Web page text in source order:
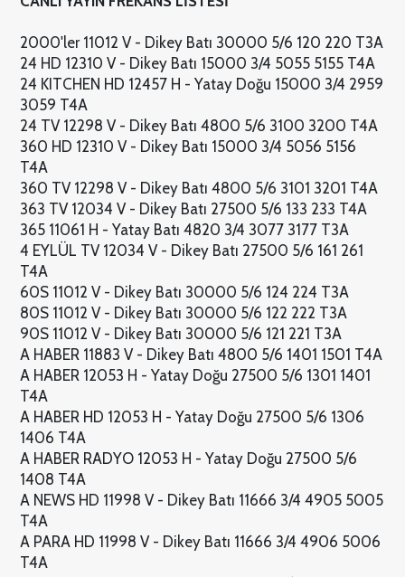
2000'ler 11012 V - Dikey Batı 30000 5/6 120 220 T3A
24 HD 12310 V - Dikey Batı 15000 3/4 5055 5155 T4A
24 KITCHEN HD 12457 H - Yatay Doğu 15000 3/4 2959
3059 T4A
24 TV 12298 V - Dikey Batı 4800 5/6 3100 3200 T4A
360 HD 12310 V - Dikey Batı 15000 3/4 5056 5156
T4A
360 TV 12298 V - Dikey Batı 4800 5/6 3101 3201 T4A
363 TV 12034 V - Dikey Batı 27500 5/6 133 233 T4A
365 11061 H - Yatay Batı 4820 3/4 3077 3177 T3A
4 EYLÜL TV 12034 V - Dikey Batı 27500 5/6 161 261
T4A
60S 11012 V - Dikey Batı 30000 5/6 124 224 T3A
80S 11012 V - Dikey Batı 30000 5/6 122 222 T3A
90S 11012 V - Dikey Batı 30000 5/6 121 221 T3A
A HABER 11883 V - Dikey Batı 4800 5/6 1401 1501 T4A
A HABER 12053 H - Yatay Doğu 27500 5/6 1301 1401
T4A
A HABER HD 12053 H - Yatay Doğu 27500 5/6 1306
1406 T4A
A HABER RADYO 12053 H - Yatay Doğu 27500 5/6
1408 T4A
A NEWS HD 11998 V - Dikey Batı 11666 3/4 4905 5005
T4A
A PARA HD 11998 V - Dikey Batı 11666 3/4 4906 5006
T4A